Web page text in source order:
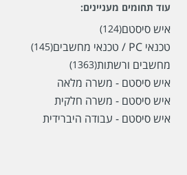
עוד תחומים מעניינים:
איש סיסטם(124)
טכנאי PC / טכנאי מחשבים (145)
מחשבים ורשתות(1363)
איש סיסטם - משרה מלאה
איש סיסטם - משרה חלקית
איש סיסטם - עבודה היברידית